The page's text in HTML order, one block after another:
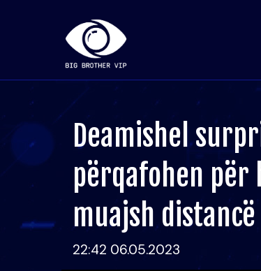
Deamishel
përqafohen për
muajsh distancë
22:42 06.05.2023